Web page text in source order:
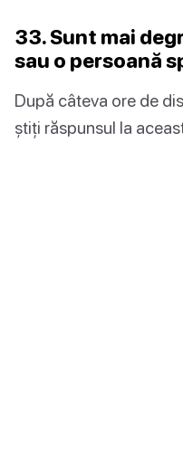
33. Sunt mai
sau o persoană
După câteva ore de
știți răspunsul la